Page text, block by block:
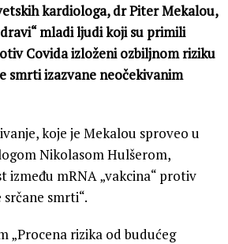
kardiologa, dr Piter Mekalou,
mladi ljudi koji su primili
Covida izloženi ozbiljnom riziku
smrti izazvane neočekivanim
koje je Mekalou sproveo u
Nikolasom Hulšerom,
između mRNA „vakcina“ protiv
srčane smrti“.
„Procena rizika od budućeg